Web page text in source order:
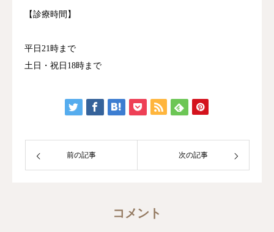
【診療時間】
平日21時まで
土日・祝日18時まで
前の記事 次の記事
コメント